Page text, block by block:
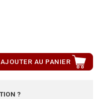
AJOUTER AU PANIER
?